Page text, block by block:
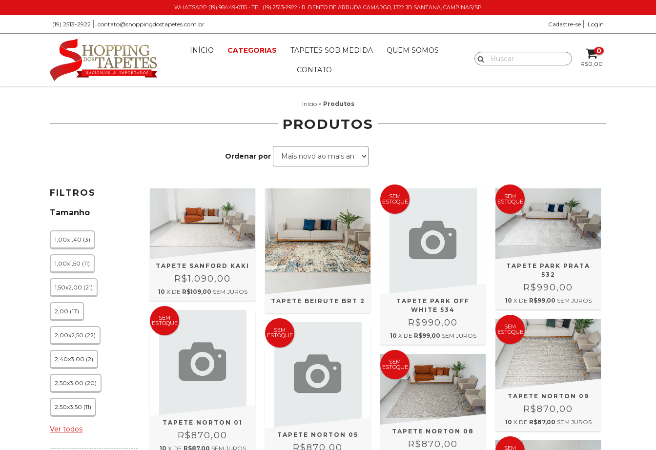
WHATSAPP (19) 98449-0115 • TEL (19) 2513-2922 • R. BENTO DE ARRUDA CAMARGO, 1322 JD SANTANA, CAMPINAS/SP
(19) 2513-2922 contato@shoppingdostapetes.com.br Cadastre-se Login
INÍCIO CATEGORIAS TAPETES SOB MEDIDA QUEM SOMOS
CONTATO
0
R$0,00
Início > Produtos
PRODUTOS
Ordenar por
FILTROS
Tamanho
1,00x1,40 (3)
1,00x1,50 (11)
1,50x2,00 (21)
2,00 (17)
2,00x2,50 (22)
2,40x3,00 (2)
2,50x3,00 (20)
2,50x3,50 (11)
Ver todos
TAPETE SANFORD KAKI
R$1.090,00
10 X DE R$109,00 SEM JUROS
TAPETE BEIRUTE BRT 2
SEM
ESTOQUE
TAPETE PARK OFF
WHITE 534
R$990,00
10 X DE R$99,00 SEM JUROS
SEM
ESTOQUE
TAPETE PARK PRATA
532
R$990,00
10 X DE R$99,00 SEM JUROS
SEM
ESTOQUE
TAPETE NORTON 01
R$870,00
10 X DE R$87,00 SEM JUROS
SEM
ESTOQUE
TAPETE NORTON 05
R$870,00
SEM
ESTOQUE
TAPETE NORTON 08
R$870,00
SEM
ESTOQUE
TAPETE NORTON 09
R$870,00
10 X DE R$87,00 SEM JUROS
SEM